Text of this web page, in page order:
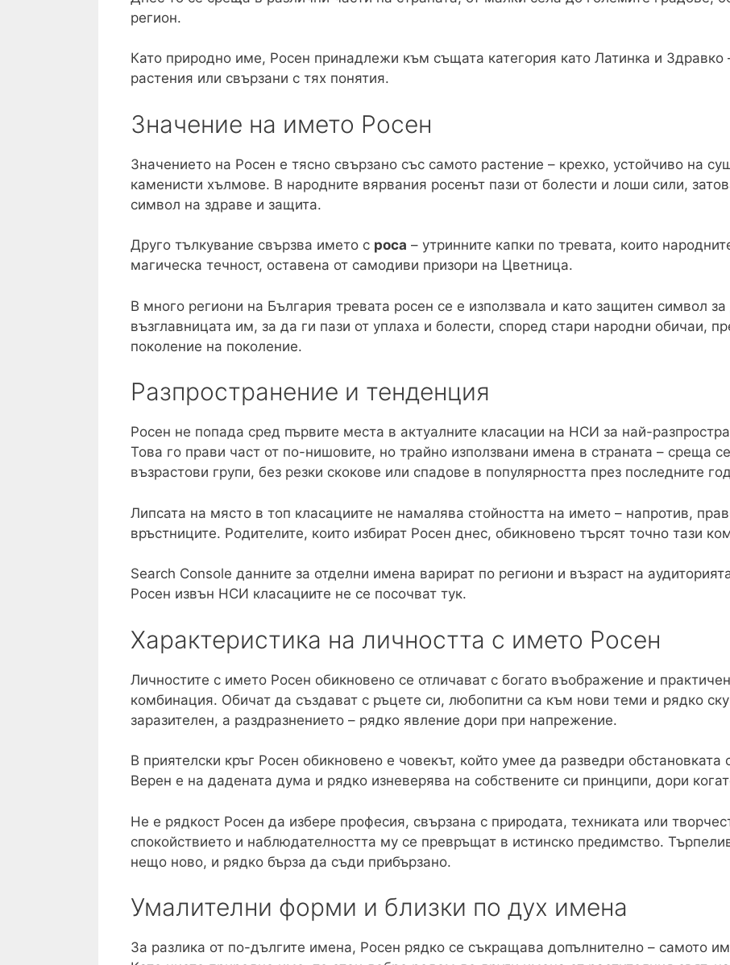
регион.
Като природно име, Росен принадлежи към същата категория като Латинка и Здравко
растения или свързани с тях понятия.
Значение на името Росен
Значението на Росен е тясно свързано със самото растение – крехко, устойчиво на
каменисти хълмове. В народните вярвания росенът пази от болести и лоши сили,
символ на здраве и защита.
Друго тълкувание свързва името с роса – утринните капки по тревата, които
магическа течност, оставена от самодиви призори на Цветница.
В много региони на България тревата росен се е използвала и като защитен символ
възглавницата им, за да ги пази от уплаха и болести, според стари народни обичаи,
поколение на поколение.
Разпространение и тенденция
Росен не попада сред първите места в актуалните класации на НСИ за най-
Това го прави част от по-нишовите, но трайно използвани имена в страната – среща
възрастови групи, без резки скокове или спадове в популярността през последните
Липсата на място в топ класациите не намалява стойността на името – напротив,
връстниците. Родителите, които избират Росен днес, обикновено търсят точно тази
Search Console данните за отделни имена варират по региони и възраст на
Росен извън НСИ класациите не се посочват тук.
Характеристика на личността с името Росен
Личностите с името Росен обикновено се отличават с богато въображение и
комбинация. Обичат да създават с ръцете си, любопитни са към нови теми и рядко
заразителен, а раздразнението – рядко явление дори при напрежение.
В приятелски кръг Росен обикновено е човекът, който умее да разведри
Верен е на дадената дума и рядко изневерява на собствените си принципи, дори
Не е рядкост Росен да избере професия, свързана с природата, техниката или
спокойствието и наблюдателността му се превръщат в истинско предимство.
нещо ново, и рядко бърза да съди прибързано.
Умалителни форми и близки по дух имена
За разлика от по-дългите имена, Росен рядко се съкращава допълнително – самото